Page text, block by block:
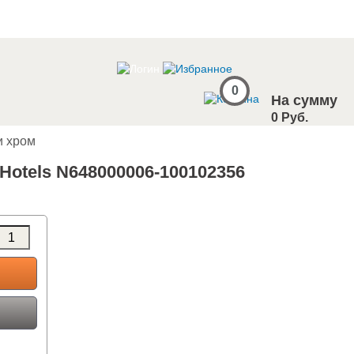
0
На сумму
0 Руб.
хром
N648000006-100102356